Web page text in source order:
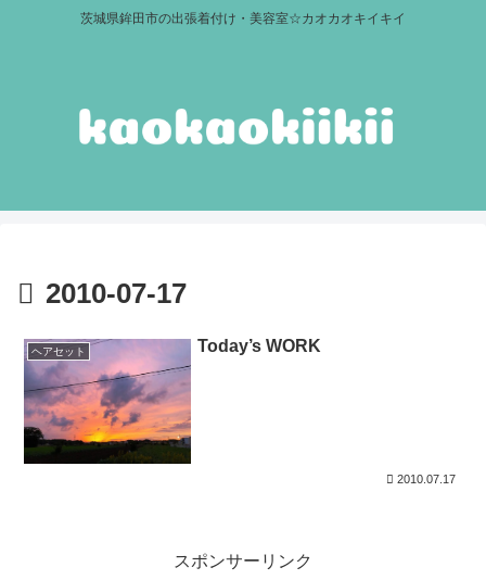
茨城県鉾田市の出張着付け・美容室☆カオカオキイキイ
2010-07-17
ヘアセット Today’s WORK
2010.07.17
スポンサーリンク